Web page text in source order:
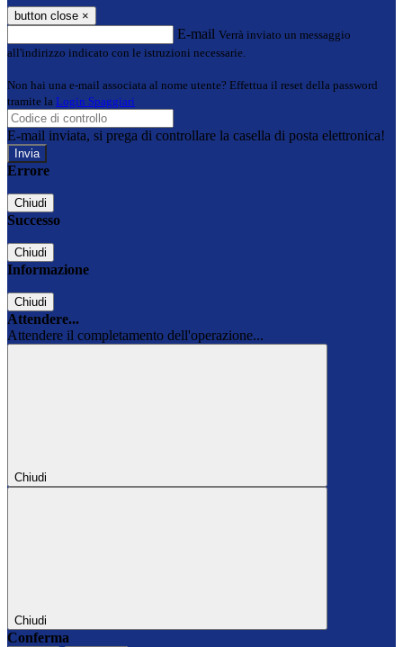
button close ×
E-mail Verrà inviato un messaggio
all'indirizzo indicato con le istruzioni necessarie.
Non hai una e-mail associata al nome utente? Effettua il reset della password
tramite la Login Spaggiari
E-mail inviata, si prega di controllare la casella di posta elettronica!
Errore
Chiudi
Successo
Chiudi
Informazione
Chiudi
Attendere...
Attendere il completamento dell'operazione...
Chiudi
Chiudi
Conferma